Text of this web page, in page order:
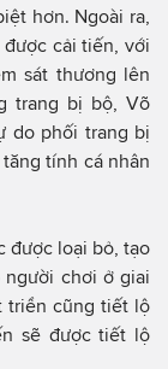
hơn. Ngoài ra,
cải tiến, với
sát thương lên
trang bị bộ, Võ
do phối trang bị
tính cá nhân
được loại bỏ, tạo
chơi ở giai
triển cũng tiết lộ
sẽ được tiết lộ